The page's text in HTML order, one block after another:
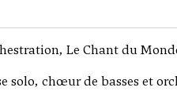
Le Chant du
solo, chœur de basses et